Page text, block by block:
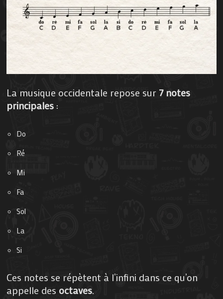
La musique occidentale repose sur 7 notes
principales :
Do
Ré
Mi
Fa
Sol
La
Si
Ces notes se répètent à l’infini dans ce qu’on
appelle des octaves.